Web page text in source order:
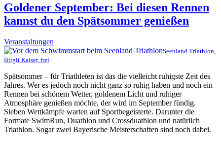
Goldener September: Bei diesen Rennen
kannst du den Spätsommer genießen
Veranstaltungen
Seenland Triathlon,
Birgit Kaiser, frei
Spätsommer – für Triathleten ist das die vielleicht ruhigste Zeit des
Jahres. Wer es jedoch noch nicht ganz so ruhig haben und noch ein
Rennen bei schönem Wetter, goldenem Licht und ruhiger
Atmosphäre genießen möchte, der wird im September fündig.
Sieben Wettkämpfe warten auf Sportbegeisterte. Darunter die
Formate SwimRun, Duathlon und Crossduathlon und natürlich
Triathlon. Sogar zwei Bayerische Meisterschaften sind noch dabei.